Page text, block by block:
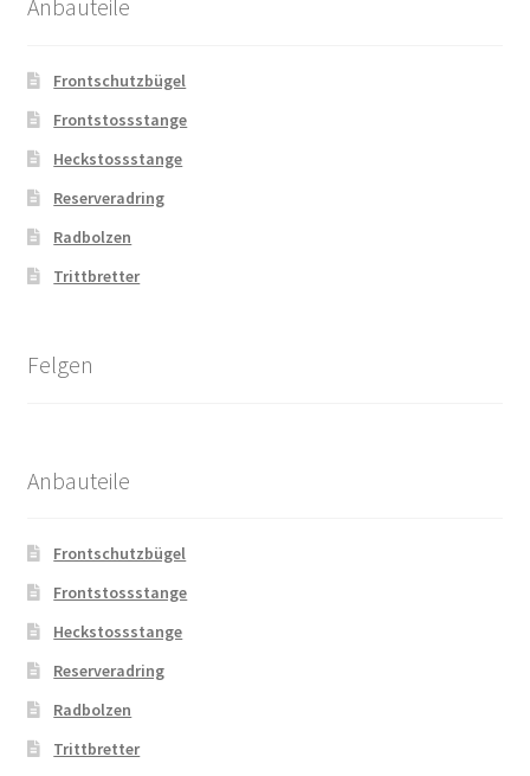
Anbauteile
Frontschutzbügel
Frontstossstange
Heckstossstange
Reserveradring
Radbolzen
Trittbretter
Felgen
Anbauteile
Frontschutzbügel
Frontstossstange
Heckstossstange
Reserveradring
Radbolzen
Trittbretter